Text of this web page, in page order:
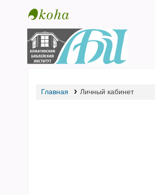
Библиотека АБИ
Главная Личный кабинет